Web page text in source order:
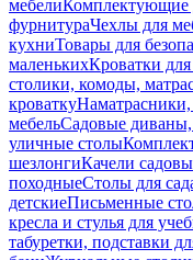
мебелиКомплектующие
фурнитураЧехлы для
кухниТовары для
маленькихКроватки
столики, комоды,
кроватку
мебельСадовые диваны,
уличные столы
шезлонгиКачели
походныеСтолы для
детскиеПисьменные
кресла и стулья для
табуретки, подставки